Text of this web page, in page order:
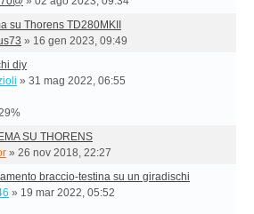
su Thorens TD280MKII
» 16 gen 2023, 09:49
diy
» 31 mag 2022, 06:55
SU THORENS
» 26 nov 2018, 22:27
braccio-testina su un giradischi
» 19 mar 2022, 05:52